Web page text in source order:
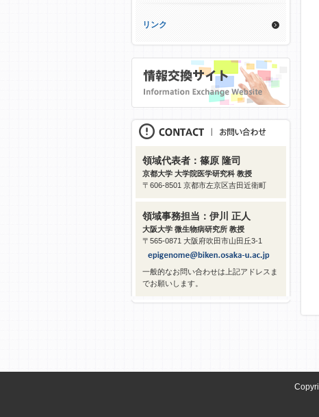
リンク
領域代表者：篠原 隆司
京都大学 大学院医学研究科 教授
〒606-8501 京都市左京区吉田近衛町
領域事務担当：伊川 正人
大阪大学 微生物病研究所 教授
〒565-0871 大阪府吹田市山田丘3-1
一般的なお問い合わせは上記アドレスま
でお願いします。